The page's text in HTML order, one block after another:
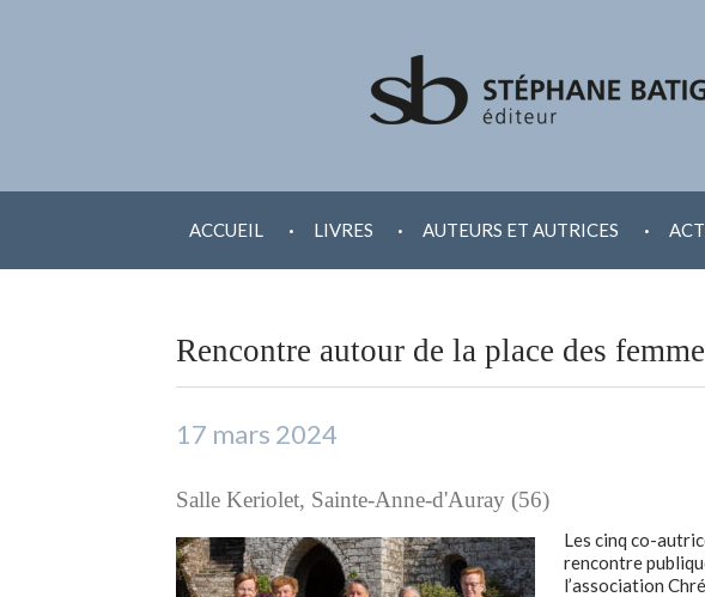
AU
ACCUEIL . LIVRES . AUTEURS ET AUTRICES .
Rencontre autour de la place des
17 mars 2024
Salle Keriolet, Sainte-Anne-d'Auray (56)
Les cinq co-
rencontre
l’association